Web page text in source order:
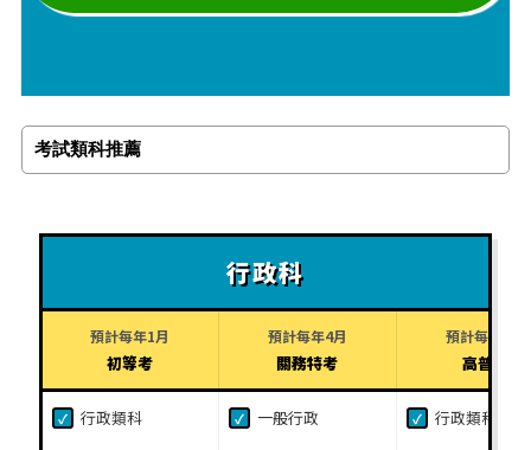
考試類科推薦
行政科
預計每年1月
初等考
預計每年4月
關務特考
預計每年7月
高普考
✓ 行政類科 ✓ 一般行政 ✓ 行政類科